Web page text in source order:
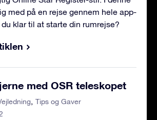
med på en rejse gennem hele app-
klar til at starte din rumrejse?
med OSR teleskopet
Tips og Gaver